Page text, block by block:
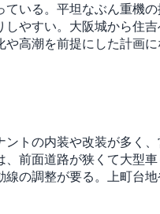
いる。平坦なぶん重機
やすい。大阪城から住
高潮を前提にした計画
トの内装や改装が多く
前面道路が狭くて大型
の調整が要る。上町台